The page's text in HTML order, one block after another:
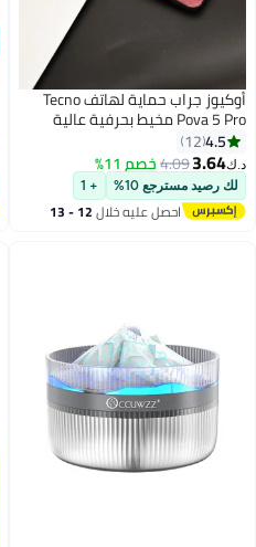
أوكيوز جراب حماية لهاتف Tecno
Pova 5 Pro مخيط بحرفية عالية
متوافق مع شبكات الجيل الخامس
تغطية كاملة جلد صناعي ممتاز
مادة TPU PC
4.5
12
د.ك‏3.64
4.09خصم 11%
لك رصيد مسترجع 10% + 1
احصل عليه خلال 12 - 13